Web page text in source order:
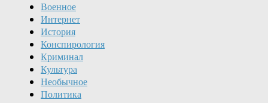
Военное
Интернет
История
Конспирология
Криминал
Культура
Необычное
Политика